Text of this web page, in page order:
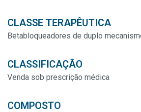
CLASSE TERAPÊUTICA
Betabloqueadores de duplo
CLASSIFICAÇÃO
Venda sob prescrição médica
COMPOSTO